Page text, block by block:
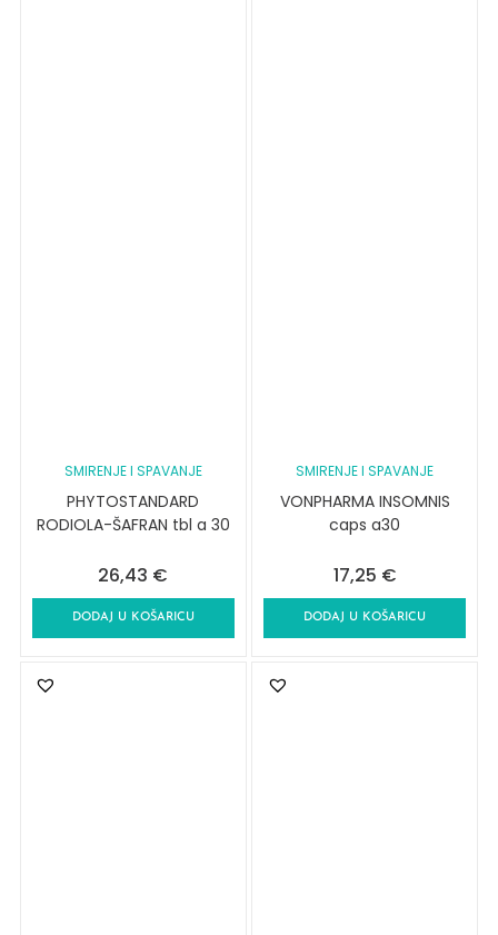
SMIRENJE I SPAVANJE
PHYTOSTANDARD
RODIOLA-ŠAFRAN tbl a 30
26,43 €
DODAJ U KOŠARICU
SMIRENJE I SPAVANJE
VONPHARMA INSOMNIS
caps a30
17,25 €
DODAJ U KOŠARICU